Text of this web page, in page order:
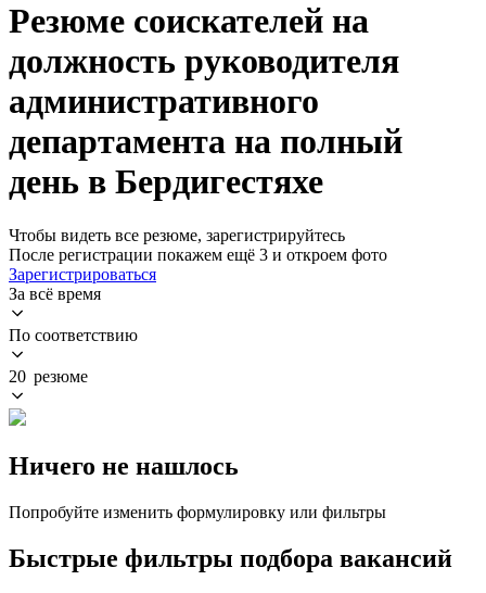
Резюме соискателей на
должность руководителя
административного
департамента на полный
день в Бердигестяхе
Чтобы видеть все резюме, зарегистрируйтесь
После регистрации покажем ещё 3 и откроем фото
Зарегистрироваться
За всё время
По соответствию
20 резюме
Ничего не нашлось
Попробуйте изменить формулировку или фильтры
Быстрые фильтры подбора вакансий